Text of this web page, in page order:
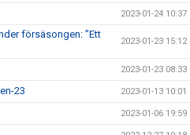
2023-01-24 10:37
försäsongen: ”Ett
2023-01-23 15:12
2023-01-23 08:33
23 2023-01-13 10:01
2023-01-06 19:59